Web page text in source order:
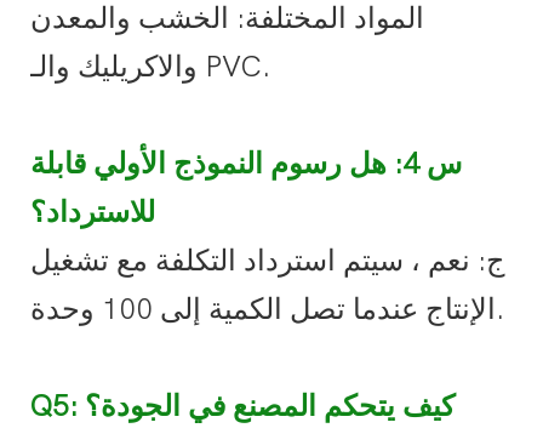
المواد المختلفة: الخشب والمعدن
والاكريليك والـ PVC.
س 4: هل رسوم النموذج الأولي قابلة
للاسترداد؟
ج: نعم ، سيتم استرداد التكلفة مع تشغيل
الإنتاج عندما تصل الكمية إلى 100 وحدة.
Q5: كيف يتحكم المصنع في الجودة؟